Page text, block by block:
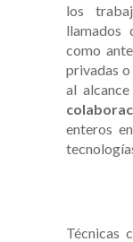
los
llamados
como
privadas
al
enteros
Técnicas